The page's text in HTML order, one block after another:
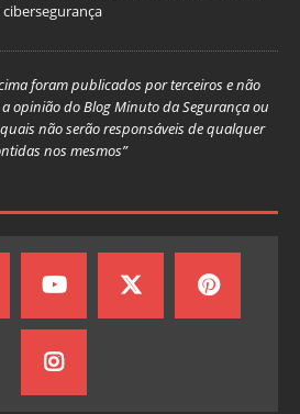
foram publicados por terceiros e não
opinião do Blog Minuto da Segurança ou
não serão responsáveis de qualquer
nos mesmos”